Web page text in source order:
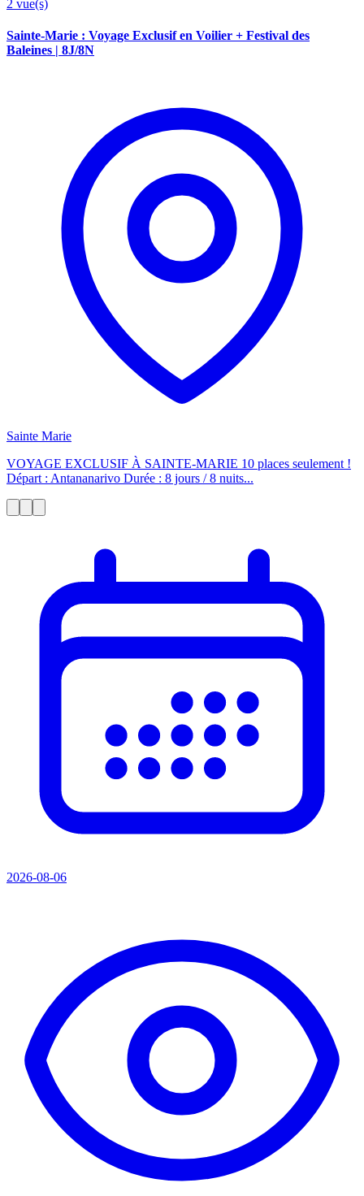
2 vue(s)
Sainte-Marie : Voyage Exclusif en Voilier + Festival des
Baleines | 8J/8N
Sainte Marie
VOYAGE EXCLUSIF À SAINTE-MARIE 10 places seulement !
Départ : Antananarivo Durée : 8 jours / 8 nuits...
2026-08-06